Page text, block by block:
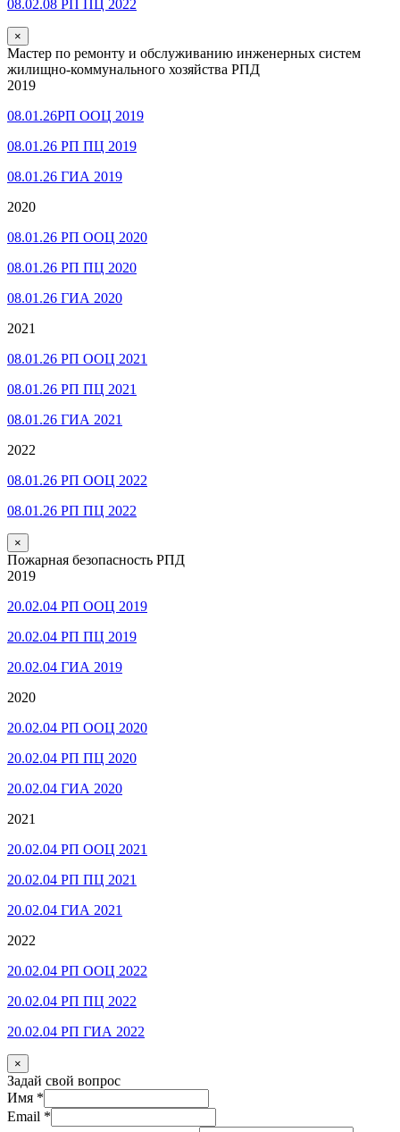
08.02.08 РП ПЦ 2022
×
Мастер по ремонту и обслуживанию инженерных систем
жилищно-коммунального хозяйства РПД
2019
08.01.26РП ООЦ 2019
08.01.26 РП ПЦ 2019
08.01.26 ГИА 2019
2020
08.01.26 РП ООЦ 2020
08.01.26 РП ПЦ 2020
08.01.26 ГИА 2020
2021
08.01.26 РП ООЦ 2021
08.01.26 РП ПЦ 2021
08.01.26 ГИА 2021
2022
08.01.26 РП ООЦ 2022
08.01.26 РП ПЦ 2022
×
Пожарная безопасность РПД
2019
20.02.04 РП ООЦ 2019
20.02.04 РП ПЦ 2019
20.02.04 ГИА 2019
2020
20.02.04 РП ООЦ 2020
20.02.04 РП ПЦ 2020
20.02.04 ГИА 2020
2021
20.02.04 РП ООЦ 2021
20.02.04 РП ПЦ 2021
20.02.04 ГИА 2021
2022
20.02.04 РП ООЦ 2022
20.02.04 РП ПЦ 2022
20.02.04 РП ГИА 2022
×
Задай свой вопрос
Имя *
Email *